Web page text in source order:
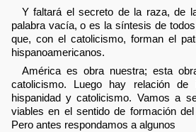
Y faltará el secreto de la raza, de
palabra vacía, o es la síntesis de
que, con el catolicismo, forman el
hispanoamericanos.
América es obra nuestra; esta
catolicismo. Luego hay relación
hispanidad y catolicismo. Vamos a
viables en el sentido de formación
Pero antes respondamos a algunos